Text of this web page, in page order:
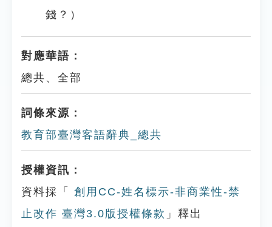
錢？）
對應華語：
總共、全部
詞條來源：
教育部臺灣客語辭典_總共
授權資訊：
資料採「
創用CC-姓名標示-非商業性-禁
止改作 臺灣3.0版授權條款 」釋出